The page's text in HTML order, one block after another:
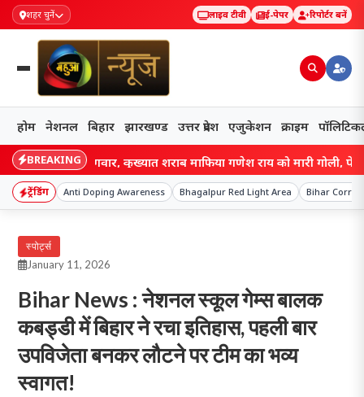
शहर चुनें लाइव टीवी ई-पेपर रिपोर्टर बनें
होम नेशनल बिहार झारखण्ड उत्तर प्रदेश एजुकेशन क्राइम
BREAKING
में गैंगवार, कुख्यात शराब माफिया गणेश राय को मारी गोली, पेट और
ट्रेंडिंग Anti Doping Awareness Bhagalpur Red Light Area Bihar
स्पोर्ट्स
January 11, 2026
Bihar News : नेशनल स्कूल गेम्स बालक
कबड्डी में बिहार ने रचा इतिहास, पहली बार
उपविजेता बनकर लौटने पर टीम का भव्य
स्वागत!